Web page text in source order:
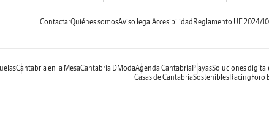
ContactarQuiénes somosAviso legal Accesibilidad Reglamento UE 2024/
Cantabria en la MesaCantabria DModaAgenda Cantabria PlayasSoluciones
Casas de CantabriaSosteniblesRacing Foro